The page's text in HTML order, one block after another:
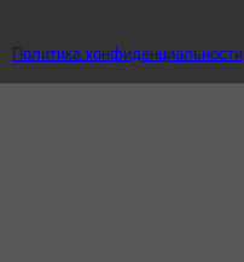
Политика конфиденциальности